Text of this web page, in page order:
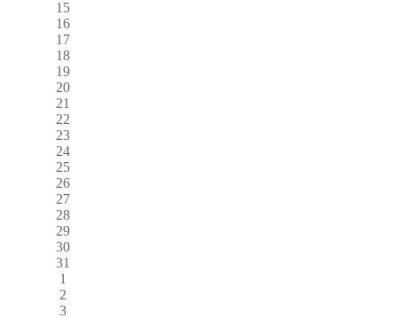
15
16
17
18
19
20
21
22
23
24
25
26
27
28
29
30
31
1
2
3